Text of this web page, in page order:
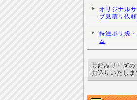
オリジナル
ブ見積り依頼
特注ポリ袋
ム
お好みサイズ
お造りいたしま